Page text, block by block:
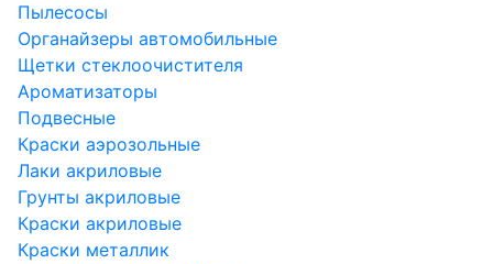
Пылесосы
Органайзеры автомобильные
Щетки стеклоочистителя
Ароматизаторы
Подвесные
Краски аэрозольные
Лаки акриловые
Грунты акриловые
Краски акриловые
Краски металлик